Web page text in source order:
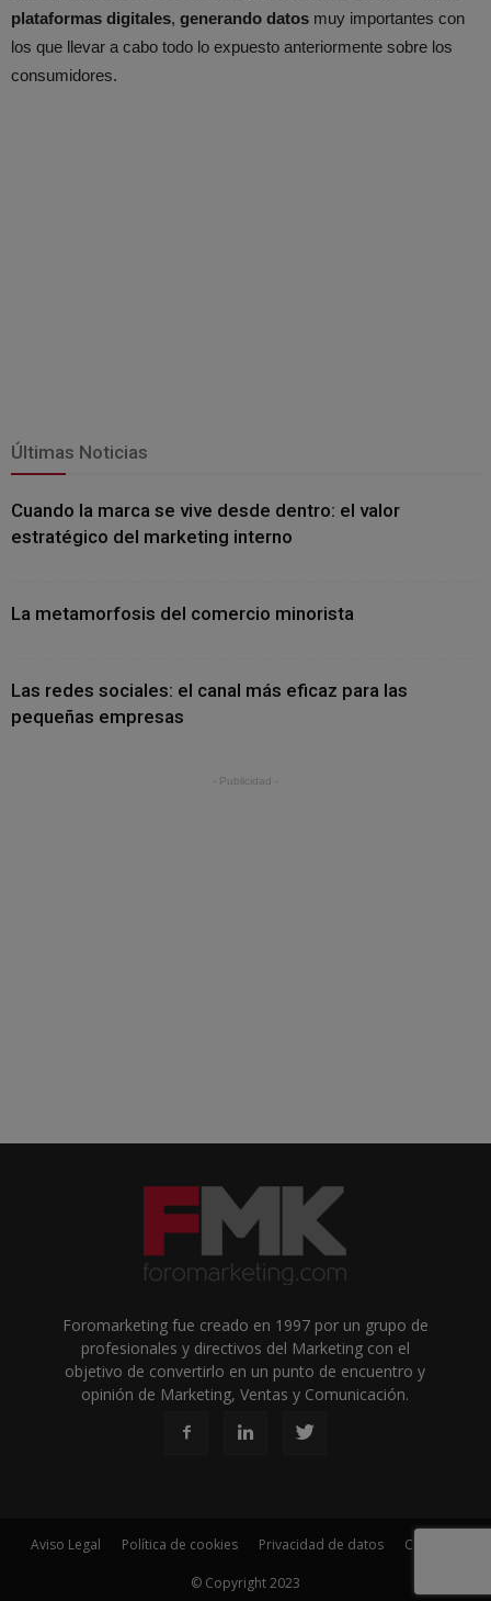
plataformas digitales, generando datos muy importantes con
los que llevar a cabo todo lo expuesto anteriormente sobre los
consumidores.
Últimas Noticias
Cuando la marca se vive desde dentro: el valor
estratégico del marketing interno
La metamorfosis del comercio minorista
Las redes sociales: el canal más eficaz para las
pequeñas empresas
- Publicidad -
Foromarketing fue creado en 1997 por un grupo de
profesionales y directivos del Marketing con el
objetivo de convertirlo en un punto de encuentro y
opinión de Marketing, Ventas y Comunicación.
Aviso Legal Política de cookies Privacidad de datos Contacto
© Copyright 2023